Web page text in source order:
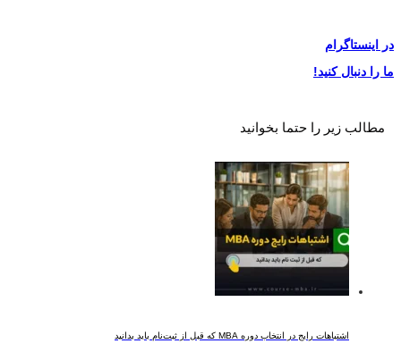
در
اینستاگرام
ما را دنبال کنید!
مطالب زیر را حتما بخوانید
اشتباهات رایج در انتخاب دوره MBA که قبل از ثبت‌نام باید بدانید